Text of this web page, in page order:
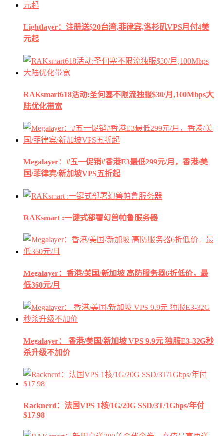
Lightlayer：注册送$20台湾,菲律宾,洛杉矶VPS月付4美
元起
RAKsmart618活动:圣何塞不限流独服$30/月,100Mbps大
陆优化带宽
Megalayer：#五一促销#香港E3最低299元/月，香港/美
国/菲律宾/新加坡VPS五折起
RAKsmart :一键式部署幻兽帕鲁服务器
Megalayer：香港/美国/新加坡 高防服务器6折低价，最
低360元/月
Megalayer： 香港/美国/新加坡 VPS 9.9元 独服E3-32G秒
杀升级不加价
Racknerd：法国VPS 1核/1G/20G SSD/3T/1Gbps/年付
$17.98